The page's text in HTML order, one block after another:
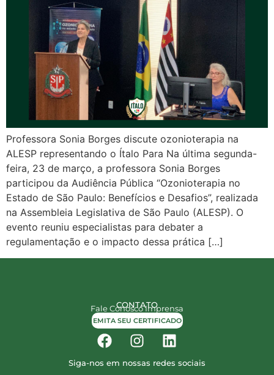
Professora Sonia Borges discute ozonioterapia na
ALESP representando o Ítalo Para Na última segunda-
feira, 23 de março, a professora Sonia Borges
participou da Audiência Pública “Ozonioterapia no
Estado de São Paulo: Benefícios e Desafios”, realizada
na Assembleia Legislativa de São Paulo (ALESP). O
evento reuniu especialistas para debater a
regulamentação e o impacto dessa prática […]
CONTATO
Fale ConoscoImprensa
EMITA SEU CERTIFICADO
Siga-nos em nossas redes sociais